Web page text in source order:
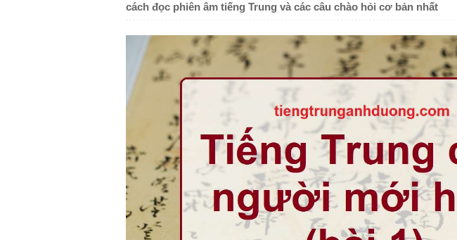
cách đọc phiên âm tiếng Trung và các câu chào hỏi cơ bản nhất